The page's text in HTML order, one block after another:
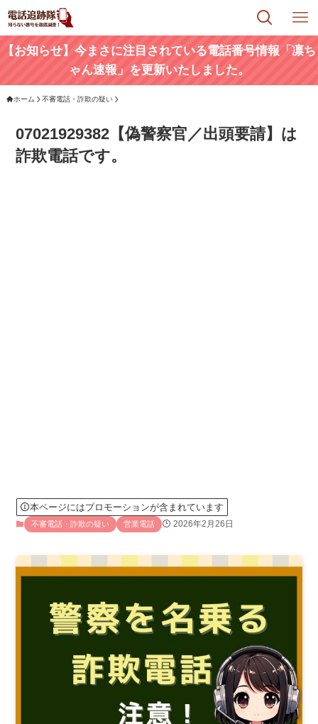
【お知らせ】今まさに注目されている電話番号情報「凛ち
ゃん速報」を更新いたしました。
ホーム 不審電話・詐欺の疑い
07021929382【偽警察官／出頭要請】は
詐欺電話です。
本ページにはプロモーションが含まれています
不審電話・詐欺の疑い 営業電話 2026年2月26日